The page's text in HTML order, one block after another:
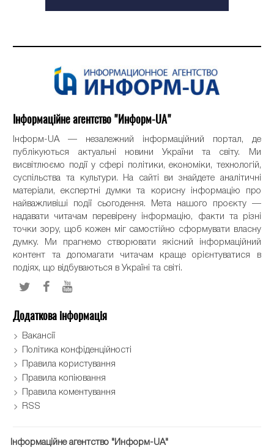
Інформаційне агентство "Информ-UA"
Інформ-UA — незалежний інформаційний портал, де
публікуються актуальні новини України та світу. Ми
висвітлюємо події у сфері політики, економіки, технологій,
суспільства та культури. На сайті ви знайдете аналітичні
матеріали, експертні думки та корисну інформацію про
найважливіші події сьогодення. Мета нашого проєкту —
надавати читачам перевірену інформацію, факти та різні
точки зору, щоб кожен міг самостійно сформувати власну
думку. Ми прагнемо створювати якісний інформаційний
контент та допомагати читачам краще орієнтуватися в
подіях, що відбуваються в Україні та світі.
Додаткова інформація
Вакансії
Політика конфіденційності
Правила користування
Правила копіювання
Правила коментування
RSS
Інформаційне агентство "Информ-UA"